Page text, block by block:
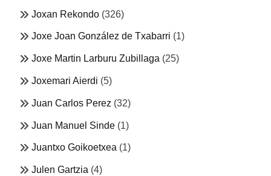
Joxan Rekondo (326)
Joxe Joan González de Txabarri (1)
Joxe Martin Larburu Zubillaga (25)
Joxemari Aierdi (5)
Juan Carlos Perez (32)
Juan Manuel Sinde (1)
Juantxo Goikoetxea (1)
Julen Gartzia (4)